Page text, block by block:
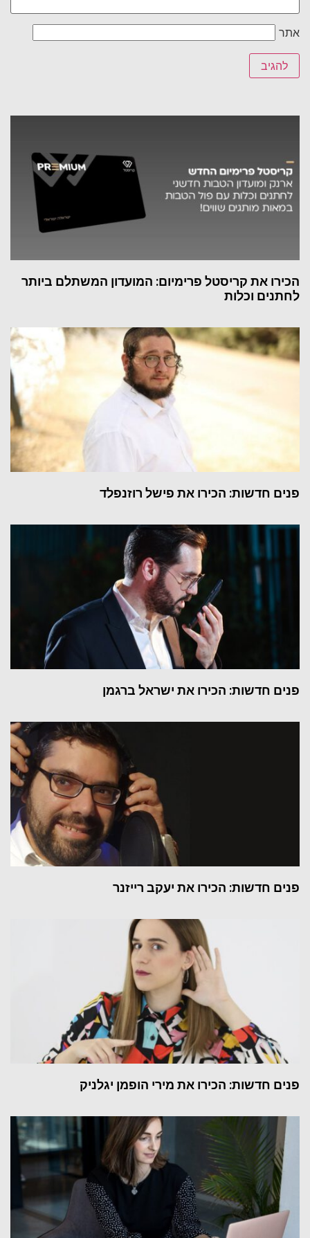
אתר
הכירו את קריסטל פרימיום: המועדון המשתלם ביותר
לחתנים וכלות
פנים חדשות: הכירו את פישל רוזנפלד
פנים חדשות: הכירו את ישראל ברגמן
פנים חדשות: הכירו את יעקב רייזנר
פנים חדשות: הכירו את מירי הופמן יגלניק